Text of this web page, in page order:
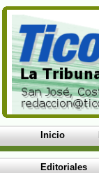
Inicio
Editoriales